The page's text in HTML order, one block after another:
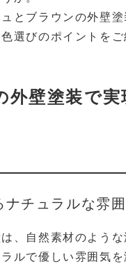
とブラウンの外壁
選びのポイントをご
外壁塗装で実
ナチュラルな雰
、自然素材のよう
ルで優しい雰囲気を